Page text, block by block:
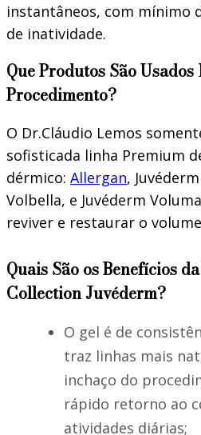
instantâneos, com mínimo
de inatividade.
Que Produtos São Usados
Procedimento?
O Dr.Cláudio Lemos
sofisticada linha Premium
dérmico: Allergan,
Volbella, e Juvéderm
reviver e restaurar o
Quais São os Benefícios
Collection Juvéderm?
O gel é de
traz linhas mais
inchaço do
rápido retorno ao
atividades diárias;